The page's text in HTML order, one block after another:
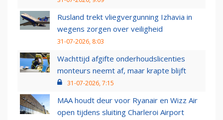
Rusland trekt vliegvergunning Izhavia in
wegens zorgen over veiligheid
31-07-2026, 8:03
Wachttijd afgifte onderhoudslicenties
monteurs neemt af, maar krapte blijft
31-07-2026, 7:15
MAA houdt deur voor Ryanair en Wizz Air
open tijdens sluiting Charleroi Airport